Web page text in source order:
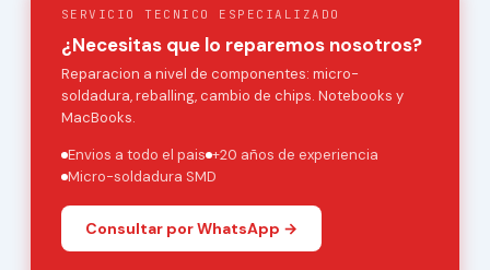
SERVICIO TECNICO ESPECIALIZADO
¿Necesitas que lo reparemos nosotros?
Reparacion a nivel de componentes: micro-
soldadura, reballing, cambio de chips. Notebooks y
MacBooks.
Envios a todo el pais +20 años de experiencia
Micro-soldadura SMD
Consultar por WhatsApp →